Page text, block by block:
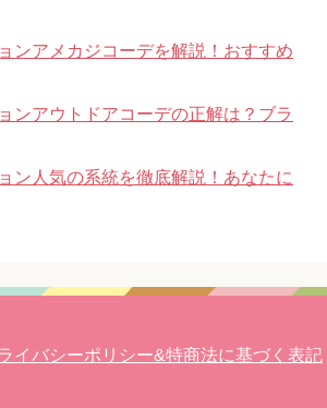
ンアメカジコーデを解説！おすすめ
ンアウトドアコーデの正解は？ブラ
ン人気の系統を徹底解説！あなたに
イバシーポリシー&特商法に基づく表記